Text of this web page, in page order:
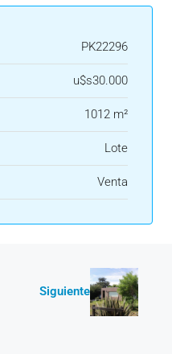
PK22296
u$s30.000
1012 m²
Lote
Venta
Siguiente